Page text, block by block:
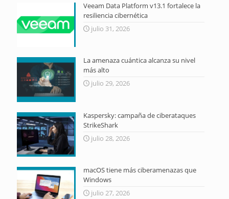
Veeam Data Platform v13.1 fortalece la
resiliencia cibernética
julio 31, 2026
La amenaza cuántica alcanza su nivel
más alto
julio 29, 2026
Kaspersky: campaña de ciberataques
StrikeShark
julio 28, 2026
macOS tiene más ciberamenazas que
Windows
julio 27, 2026